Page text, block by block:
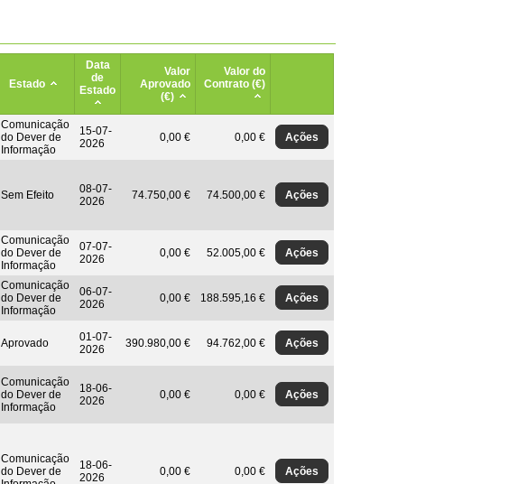
Estado
Data
de
Estado
Valor
Aprovado
(€)
Valor do
Contrato (€)
Comunicação
do Dever de
Informação
15-07-
2026
0,00 € 0,00 € Ações
Sem Efeito
08-07-
2026
74.750,00 € 74.500,00 € Ações
Comunicação
do Dever de
Informação
07-07-
2026
0,00 € 52.005,00 € Ações
Comunicação
do Dever de
Informação
06-07-
2026
0,00 € 188.595,16 € Ações
Aprovado
01-07-
2026
390.980,00 € 94.762,00 € Ações
Comunicação
do Dever de
Informação
18-06-
2026
0,00 € 0,00 € Ações
Comunicação
do Dever de
18-06-
2026
0,00 € 0,00 € Ações